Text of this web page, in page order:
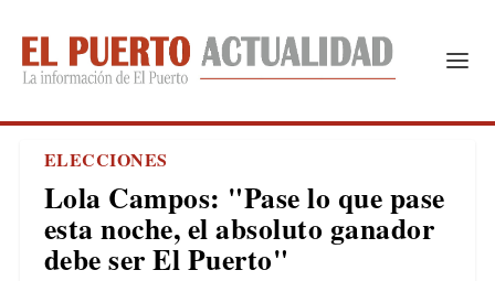
ELECCIONES
Lola Campos: "Pase lo que pase
esta noche, el absoluto ganador
debe ser El Puerto"